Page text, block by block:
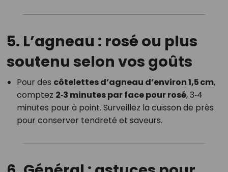
5. L’agneau : rosé ou plus
soutenu selon vos goûts
Pour des côtelettes d’agneau d’environ 1,5 cm,
comptez 2‑3 minutes par face pour rosé, 3‑4
minutes pour à point. Surveillez la cuisson de près
pour conserver tendreté et saveurs.